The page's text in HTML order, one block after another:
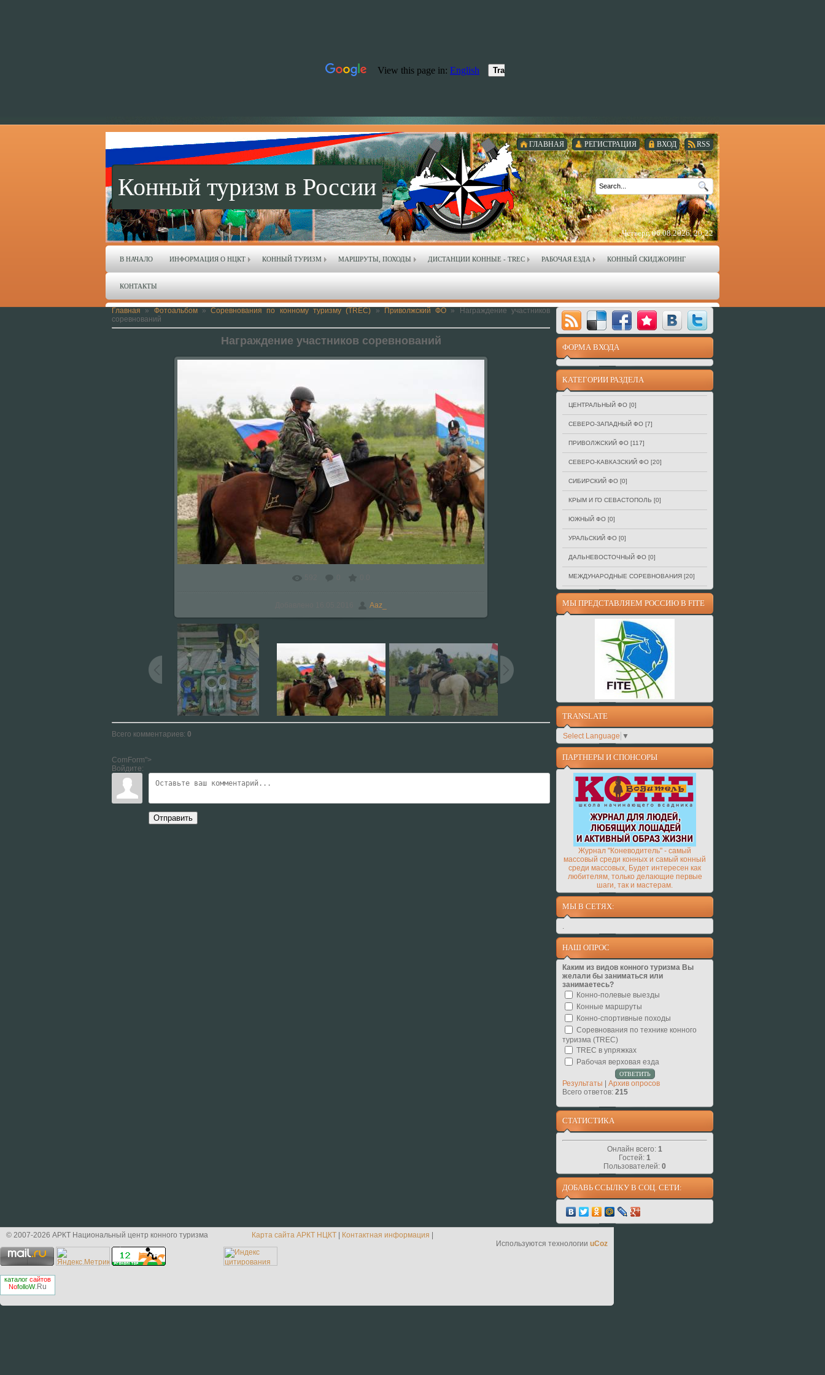
RSS
ВХОД
РЕГИСТРАЦИЯ
ГЛАВНАЯ
Конный туризм в России
Четверг, 06.08.2026, 20:22
В НАЧАЛО ИНФОРМАЦИЯ О НЦКТ КОННЫЙ ТУРИЗМ МАРШРУТЫ, ПОХОДЫ ДИСТАНЦИИ КОННЫЕ - TREC РАБОЧАЯ ЕЗДА КОННЫЙ СКИДЖОРИНГ
КОНТАКТЫ
Главная » Фотоальбом»Соревнования по конному туризму (TREC) » Приволжский ФО » Награждение участников
соревнований
Награждение участников соревнований
Aaz_
Всего комментариев: 0
ComForm">
Войдите:
Отправить
ФОРМА ВХОДА
КАТЕГОРИИ РАЗДЕЛА
ЦЕНТРАЛЬНЫЙ ФО [0]
СЕВЕРО-ЗАПАДНЫЙ ФО [7]
ПРИВОЛЖСКИЙ ФО [117]
СЕВЕРО-КАВКАЗСКИЙ ФО [20]
СИБИРСКИЙ ФО [0]
КРЫМ И ГО СЕВАСТОПОЛЬ [0]
ЮЖНЫЙ ФО [0]
УРАЛЬСКИЙ ФО [0]
ДАЛЬНЕВОСТОЧНЫЙ ФО [0]
МЕЖДУНАРОДНЫЕ СОРЕВНОВАНИЯ [20]
МЫ ПРЕДСТАВЛЯЕМ РОССИЮ В FITE
TRANSLATE
Select Language ▼
ПАРТНЕРЫ И СПОНСОРЫ
Журнал "Коневодитель" - самый
массовый среди конных и самый конный
среди массовых, Будет интересен как
любителям, только делающие первые
шаги, так и мастерам.
МЫ В СЕТЯХ:
.
НАШ ОПРОС
Каким из видов конного туризма Вы
желали бы заниматься или
занимаетесь?
Конно-полевые выезды
Конные маршруты
Конно-спортивные походы
Соревнования по технике конного
туризма (TREC)
TREC в упряжках
Рабочая верховая езда
Результаты
Архив опросов
Всего ответов: 215
СТАТИСТИКА
Онлайн всего: 1
Гостей: 1
Пользователей: 0
ДОБАВЬ ССЫЛКУ В СОЦ. СЕТИ:
Карта сайта АРКТ НЦКТ Контактная информация
© 2007-2026 АРКТ Национальный центр конного туризма
Используются технологии uCoz
каталог сайтов
NofolloW.Ru